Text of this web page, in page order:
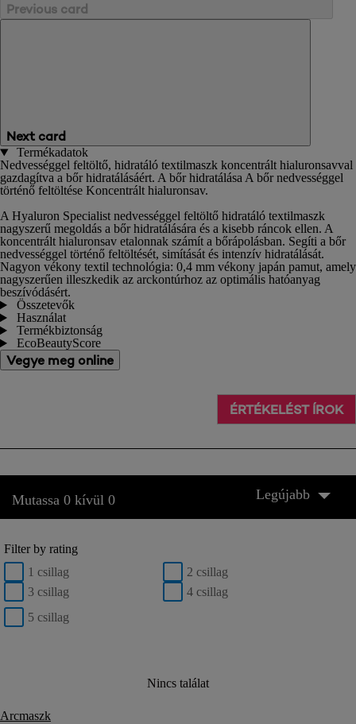
Previous card
Next card
Termékadatok
Nedvességgel feltöltő, hidratáló textilmaszk koncentrált hialuronsavval
gazdagítva a bőr hidratálásáért. A bőr hidratálása A bőr nedvességgel
történő feltöltése Koncentrált hialuronsav.
A Hyaluron Specialist nedvességgel feltöltő hidratáló textilmaszk
nagyszerű megoldás a bőr hidratálására és a kisebb ráncok ellen. A
koncentrált hialuronsav etalonnak számít a bőrápolásban. Segíti a bőr
nedvességgel történő feltöltését, simítását és intenzív hidratálását.
Nagyon vékony textil technológia: 0,4 mm vékony japán pamut, amely
nagyszerűen illeszkedik az arckontúrhoz az optimális hatóanyag
beszívódásért.
Összetevők
Használat
Termékbiztonság
EcoBeautyScore
Vegye meg online
ÉRTÉKELÉST ÍROK
Mutassa 0 kívül 0 Legújabb
Filter by rating
1 csillag
2 csillag
3 csillag
4 csillag
5 csillag
Nincs találat
Arcmaszk